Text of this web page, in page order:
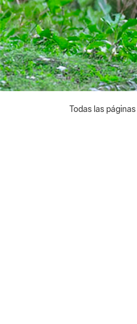
Todas las páginas